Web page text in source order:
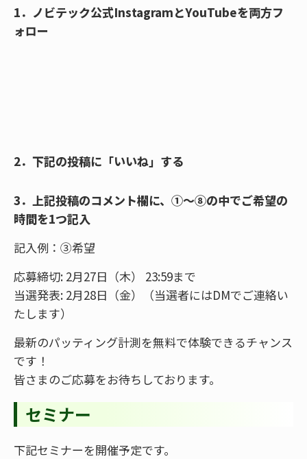
1．ノビテック公式InstagramとYouTubeを両方フ
ォロー
2．下記の投稿に「いいね」する
3．上記投稿のコメント欄に、①～⑧の中でご希望の
時間を1つ記入
記入例：③希望
応募締切: 2月27日（木） 23:59まで
当選発表: 2月28日（金）（当選者にはDMでご連絡い
たします）
最新のパッティング計測を無料で体験できるチャンス
です！
皆さまのご応募をお待ちしております。
セミナー
下記セミナーを開催予定です。